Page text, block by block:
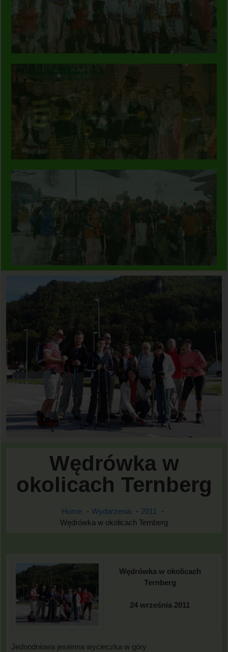
Wędrówka w
okolicach Ternberg
Home Wydarzenia
2011
Wędrówka w okolicach Ternberg
Wędrówka w okolicach
Ternberg
24 września 2011
Jednodniowa jesienna wycieczka w góry